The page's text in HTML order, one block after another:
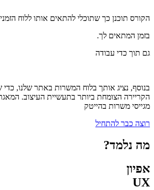
הקורס תוכנן כך שתוכלי להתאים אותו ללוח
בזמן המתאים לך.
גם תוך כדי עבודה
בנוסף, נציג אותך בלוח המשרות באתר שלנו,
הקריירה הצומחת ביותר בתעשיית העיצוב.
מגייסי משרות בהייטק
רוצה כבר להתחיל
מה נלמד?
אפיון
UX